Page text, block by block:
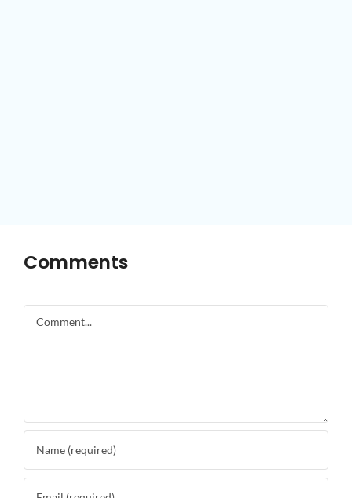
Comments
Comment